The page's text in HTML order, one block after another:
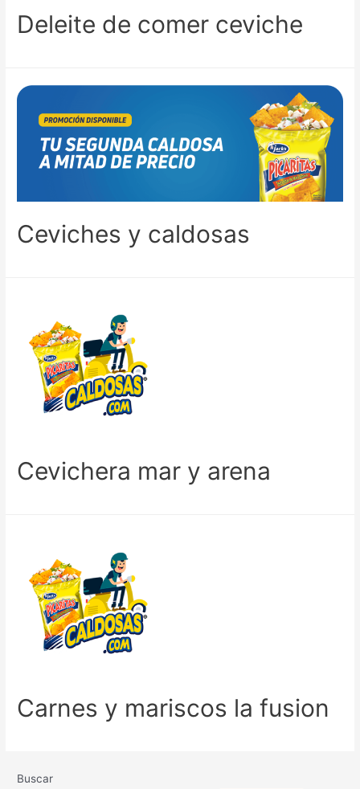
Deleite de comer ceviche
Ceviches y caldosas
Cevichera mar y arena
Carnes y mariscos la fusion
Buscar